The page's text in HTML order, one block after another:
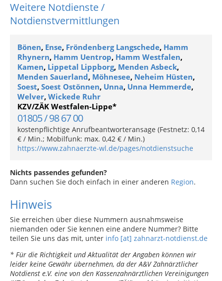
Weitere Notdienste /
Notdienstvermittlungen
Bönen, Ense, Fröndenberg Langschede, Hamm
Rhynern, Hamm Uentrop, Hamm Westfalen,
Kamen, Lippetal Lippborg, Menden Asbeck,
Menden Sauerland, Möhnesee, Neheim Hüsten,
Soest, Soest Ostönnen, Unna, Unna Hemmerde,
Welver, Wickede Ruhr
KZV/ZÄK Westfalen-Lippe*
01805 / 98 67 00
kostenpflichtige Anrufbeantworteransage (Festnetz: 0,14
€ / Min.; Mobilfunk: max. 0,42 € / Min.)
https://www.zahnaerzte-wl.de/pages/notdienstsuche
Nichts passendes gefunden?
Dann suchen Sie doch einfach in einer anderen Region.
Hinweis
Sie erreichen über diese Nummern ausnahmsweise
niemanden oder Sie kennen eine andere Nummer? Bitte
teilen Sie uns das mit, unter info [at] zahnarzt-notdienst.de
* Für die Richtigkeit und Aktualität der Angaben können wir
leider keine Gewähr übernehmen, da der A&V Zahnärztlicher
Notdienst e.V. eine von den Kassenzahnärztlichen Vereinigungen